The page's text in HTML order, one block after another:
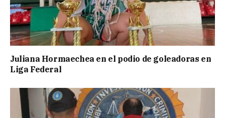
Juliana Hormaechea en el podio de goleadoras en
Liga Federal